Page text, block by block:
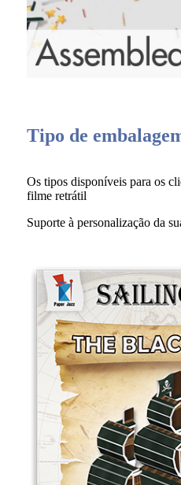
Tipo de
Os tipos disponíveis para os
filme retrátil
Suporte à personalização da